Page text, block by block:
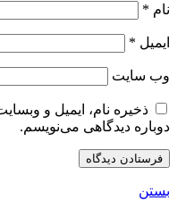
نام *
ایمیل *
وب‌ سایت
ذخیره نام، ایمیل و
دوباره دیدگاهی می‌نویسم.
بستن